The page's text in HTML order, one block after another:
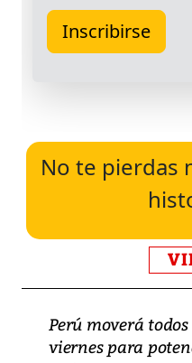
No te pierdas
Perú moverá
viernes para